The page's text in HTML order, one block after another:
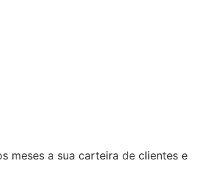
meses a sua carteira de clientes e